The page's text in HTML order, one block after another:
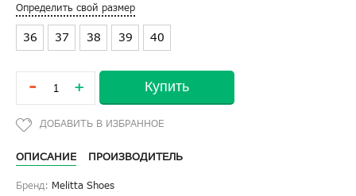
Определить свой размер
36 37 38 39 40
- + Купить
ОПИСАНИЕ ПРОИЗВОДИТЕЛЬ
Бренд: Melitta Shoes